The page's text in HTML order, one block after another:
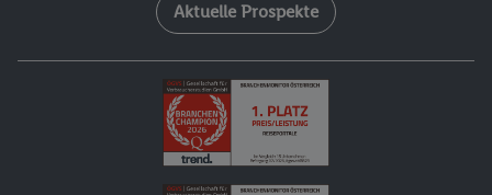
Aktuelle Prospekte